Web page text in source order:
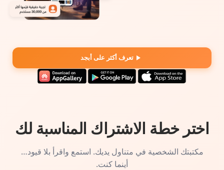
تعرف أكثر على أبجد
اختر خطة الاشتراك المناسبة لك
مكتبتك الشخصية في متناول يديك. استمع واقرأ بلا قيود…
أينما كنت.